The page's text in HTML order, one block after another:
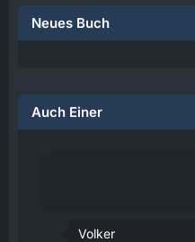
Neues Buch
Auch Einer
Volker